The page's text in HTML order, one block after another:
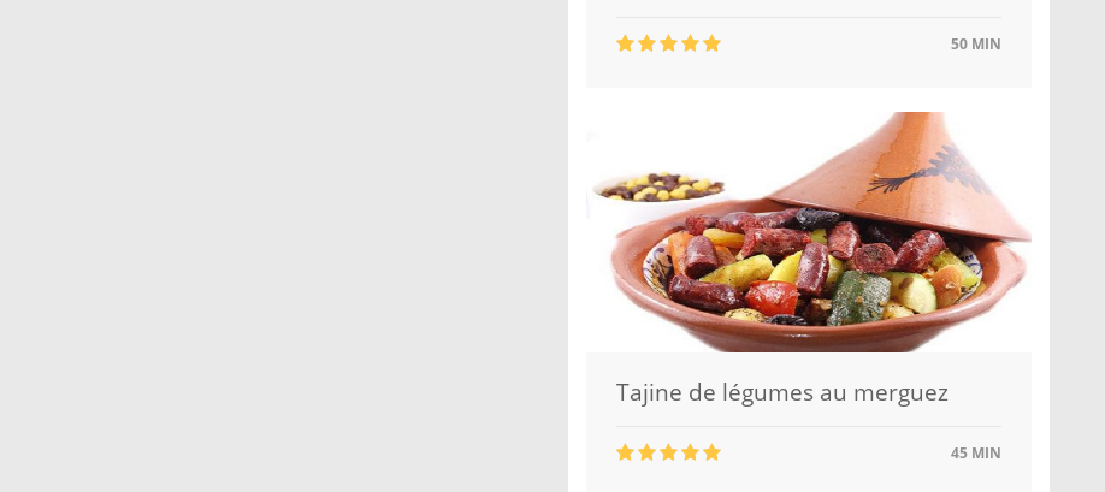
50 MIN
Tajine de légumes au merguez
45 MIN